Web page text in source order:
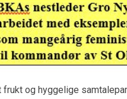
frukt og hyggelige